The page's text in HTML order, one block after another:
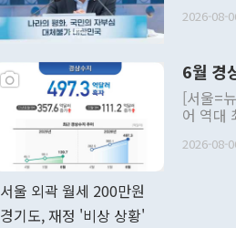
발언 중
주의적
관의 대
관 부처
관의 무
다. [정동영 통일부 장관이 지난달 23일 오후 서울 종로구 정부서울청사에
2026-08-
6월 경
[서울=
어 역대
료=한국은행] 한국은행이 6일 발표한
2026-08-
서울 외곽 월세 200만원
경기도, 재정 '비상 상황'